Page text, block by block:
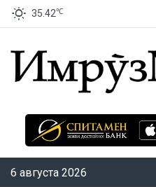
35.42℃
6 августа 2026